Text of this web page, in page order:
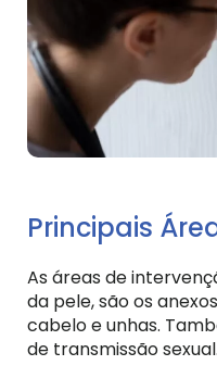
Principais
As áreas de
da pele, são os
cabelo e unhas.
de transmissão sexual.